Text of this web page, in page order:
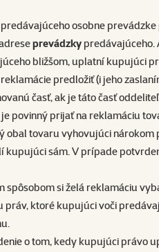
osobne
prevádzky predávajúceho.
bližšom, uplatní kupujúci
predložiť (i jeho
časť, ak je táto časť
povinný prijať na reklamáciu
obal tovaru vyhovujúci
kupujúci sám. V prípade
si želá reklamáciu
práv, ktoré kupujúci voči
o tom, kedy kupujúci právo